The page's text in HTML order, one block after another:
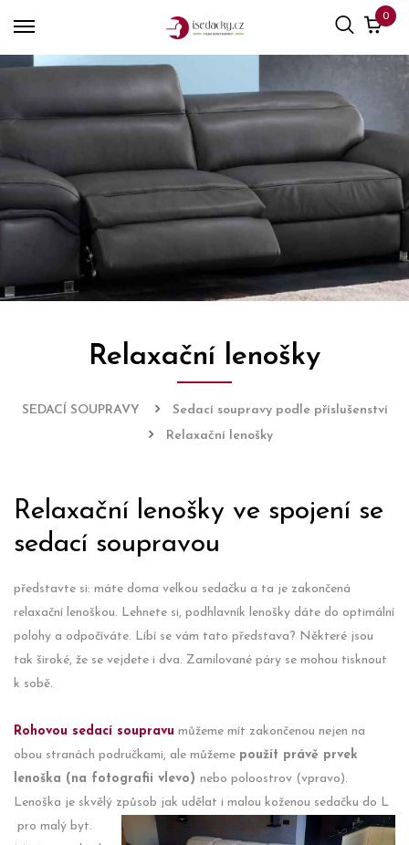
0
Relaxační lenošky
SEDACÍ SOUPRAVY
Sedací soupravy podle příslušenství
Relaxační lenošky
Relaxační lenošky ve spojení se
sedací soupravou
představte si: máte doma velkou sedačku a ta je zakončená
relaxační lenoškou. Lehnete si, podhlavník lenošky dáte do optimální
polohy a odpočíváte. Líbí se vám tato představa? Některé jsou
tak široké, že se vejdete i dva. Zamilované páry se mohou tisknout
k sobě.
Rohovou sedací soupravu můžeme mít zakončenou nejen na
obou stranách područkami, ale můžeme použít právě prvek
lenoška (na fotografii vlevo) nebo poloostrov (vpravo).
Lenoška je skvělý způsob jak udělat i malou koženou sedačku do L
pro malý byt.